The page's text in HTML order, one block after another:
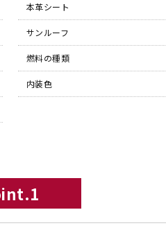
本革シート
サンルーフ
燃料の種類
内装色